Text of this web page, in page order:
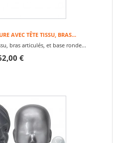
AVEC TÊTE TISSU, BRAS...
bras articulés, et base ronde...
€